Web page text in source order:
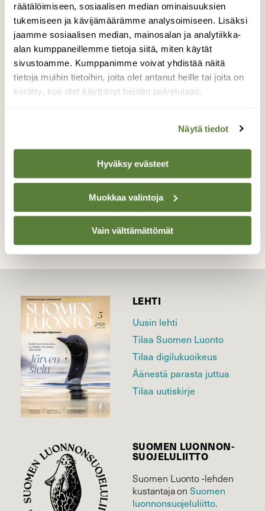
räätälöimiseen, sosiaalisen median ominaisuuksien
tukemiseen ja kävijämäärämme analysoimiseen. Lisäksi
jaamme sosiaalisen median, mainosalan ja analytiikka-
alan kumppaneillemme tietoja siitä, miten käytät
sivustoamme. Kumppanimme voivat yhdistää näitä
tietoja muihin tietoihin, joita olet antanut heille tai joita on
kerätty, kun olet käyttänyt heidän palvelujaan.
Näytä tiedot
Hyväksy evästeet
Muokkaa valintoja
Vain välttämättömät
Nuori kyhmyjoutsen
Valokuvaaja: Reijo Juurinen, Tokoinranta
LEHTI
Uusin lehti
Tilaa Suomen Luonto
Tilaa digilukuoikeus
Äänestä parasta juttua
Tilaa uutiskirje
SUOMEN LUONNON­
SUOJELU­LIITTO
Suomen Luonto -lehden
kustantaja onSuomen
luonnonsuojelu­liitto.